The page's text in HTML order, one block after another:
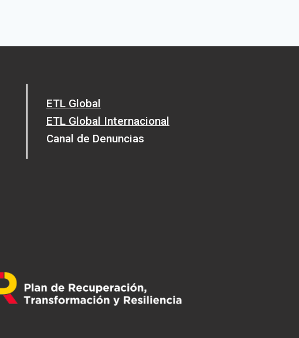
ETL Global
ETL Global Internacional
Canal de Denuncias